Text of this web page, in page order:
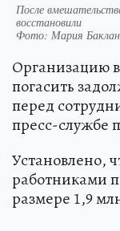
После
восстановили
Фото: Мария
Организацию
погасить
перед
пресс-службе
Установлено,
работниками
размере 1,9